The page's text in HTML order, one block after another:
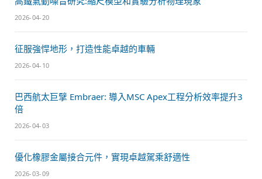
2026-04-20
征服強悍地形，打造性能卓越的車輛
2026-04-10
巴西航太巨擘 Embraer: 導入MSC Apex工程分析效率提升3
倍
2026-04-03
優化橡膠金屬接合元件，實現卓越駕乘舒適性
2026-03-09